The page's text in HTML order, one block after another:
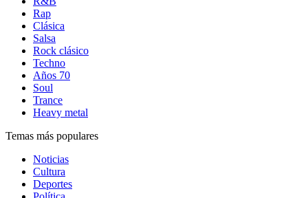
Rap
Clásica
Salsa
Rock clásico
Techno
Años 70
Soul
Trance
Heavy metal
Temas más populares
Noticias
Cultura
Deportes